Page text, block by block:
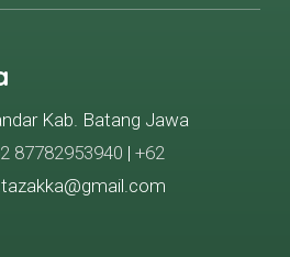
Kab. Batang Jawa
87782953940 | +62